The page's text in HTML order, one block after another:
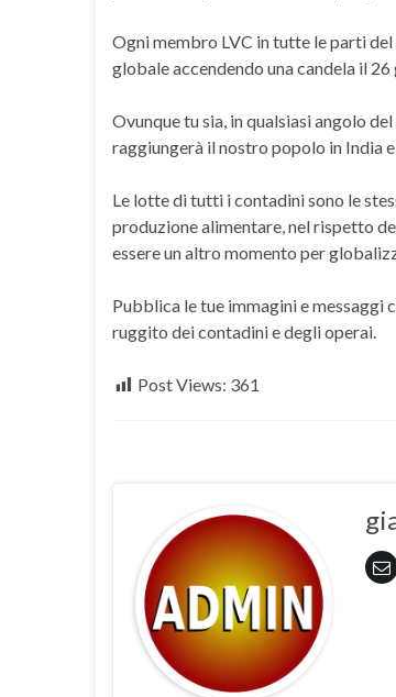
Ogni membro LVC in tutte le parti
globale accendendo una candela il 26
Ovunque tu sia, in qualsiasi angolo
raggiungerà il nostro popolo in India
Le lotte di tutti i contadini sono le
produzione alimentare, nel rispetto
essere un altro momento per
Pubblica le tue immagini e messaggi
ruggito dei contadini e degli operai.
Post Views: 361